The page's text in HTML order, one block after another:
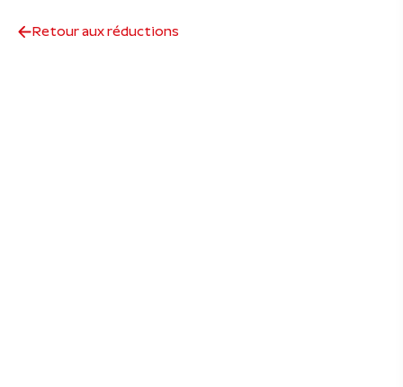
Retour aux réductions